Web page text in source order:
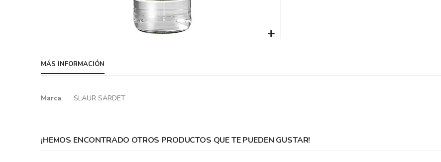
the
beginning
the
MÁS INFORMACIÓN
Más
Marca SLAUR SARDET
¡HEMOS ENCONTRADO OTROS PRODUCTOS QUE TE PUEDEN GUSTAR!